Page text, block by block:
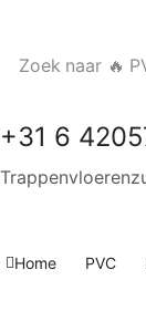
Zoek naar 🔥
+31 6
Home PVC